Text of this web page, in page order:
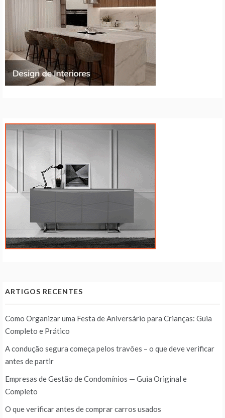
ARTIGOS RECENTES
Como Organizar uma Festa de Aniversário para Crianças: Guia
Completo e Prático
A condução segura começa pelos travões – o que deve verificar
antes de partir
Empresas de Gestão de Condomínios — Guia Original e
Completo
O que verificar antes de comprar carros usados